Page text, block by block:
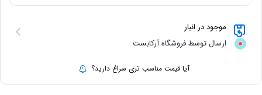
موجود در انبار
ارسال توسط فروشگاه آرکابست
آیا قیمت مناسب تری سراغ دارید؟